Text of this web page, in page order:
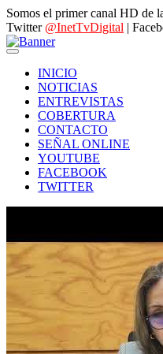
Somos el primer canal HD de
Twitter @InetTvDigital |
INICIO
NOTICIAS
ENTREVISTAS
COBERTURA
CONTACTO
SEÑAL ONLINE
YOUTUBE
FACEBOOK
TWITTER